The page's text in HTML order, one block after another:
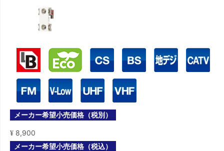
メーカー希望小売価格（税別）
¥ 8,900
メーカー希望小売価格（税込）